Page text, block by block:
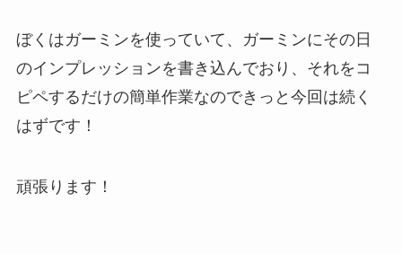
ぼくはガーミンを使っていて、ガーミンにその日
のインプレッションを書き込んでおり、それをコ
ピペするだけの簡単作業なのできっと今回は続く
はずです！
頑張ります！